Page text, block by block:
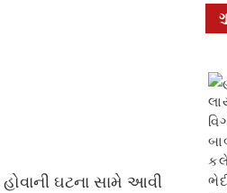
ઘટના સામે આવી